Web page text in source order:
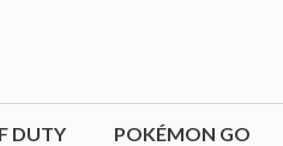
DUTY POKÉMON GO